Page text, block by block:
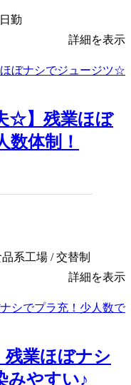
勤
詳細を表示
☆】残業ほぼ
体制！
系工場 / 交替制
詳細を表示
残業ほぼナシ
みやすい♪